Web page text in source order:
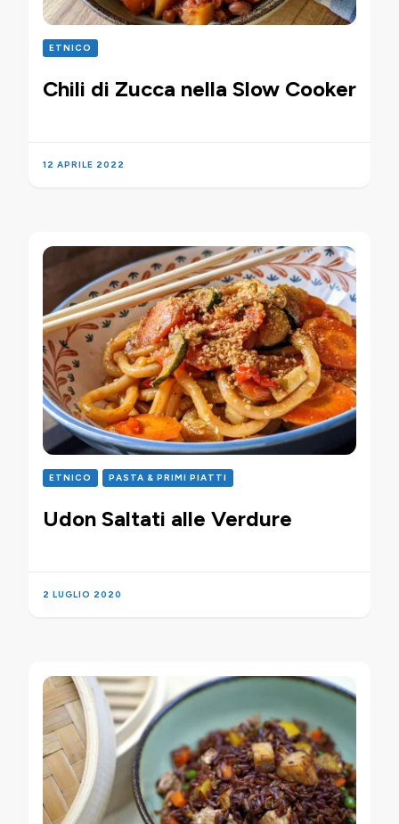
ETNICO
Chili di Zucca nella Slow Cooker
12 APRILE 2022
ETNICO PASTA & PRIMI PIATTI
Udon Saltati alle Verdure
2 LUGLIO 2020